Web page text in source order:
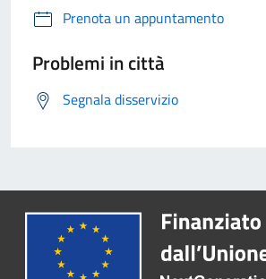
Prenota un appuntamento
Problemi in città
Segnala disservizio